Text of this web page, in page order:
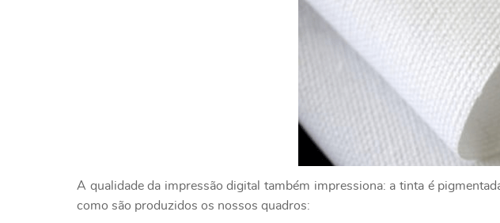
A qualidade da impressão digital também impressiona: a tinta é
como são produzidos os nossos quadros: